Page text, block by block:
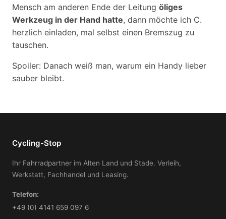
Mensch am anderen Ende der Leitung öliges
Werkzeug in der Hand hatte, dann möchte ich C.
herzlich einladen, mal selbst einen Bremszug zu
tauschen.
Spoiler: Danach weiß man, warum ein Handy lieber
sauber bleibt.
Cycling-Stop
Ihr Fahrradpartner im Alten Land und Stade. Verleih,
Werkstatt, Fachhandel und Leasing.
Telefon:
+49 (0) 4141 659 097 6